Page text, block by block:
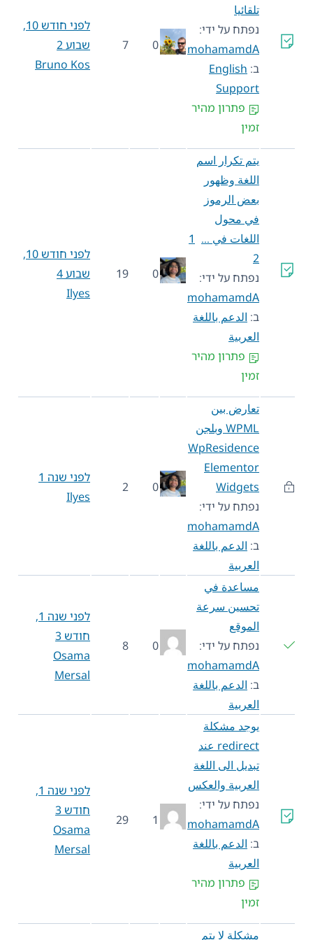
تلقائيا
נפתח על ידי:
mohamamdA
ב: English
Support
פתרון מהיר
זמין
0
7
לפני חודש 10,
שבוע 2
Bruno Kos
يتم تكرار اسم
اللغة وظهور
بعض الرموز
في محول
اللغات في … 1
2
נפתח על ידי:
mohamamdA
ב: الدعم باللغة
العربية
פתרון מהיר
זמין
0
19
לפני חודש 10,
שבוע 4
Ilyes
تعارض بين
WPML وبلجن
WpResidence
Elementor
Widgets
נפתח על ידי:
mohamamdA
ב: الدعم باللغة
العربية
0
2
לפני שנה 1
Ilyes
مساعدة في
تحسين سرعة
الموقع
נפתח על ידי:
mohamamdA
ב: الدعم باللغة
العربية
0
8
לפני שנה 1,
חודש 3
Osama
Mersal
يوجد مشكلة
redirect عند
تبديل الى اللغة
العربية والعكس
נפתח על ידי:
mohamamdA
ב: الدعم باللغة
العربية
פתרון מהיר
זמין
1
29
לפני שנה 1,
חודש 3
Osama
Mersal
مشكلة لا يتم